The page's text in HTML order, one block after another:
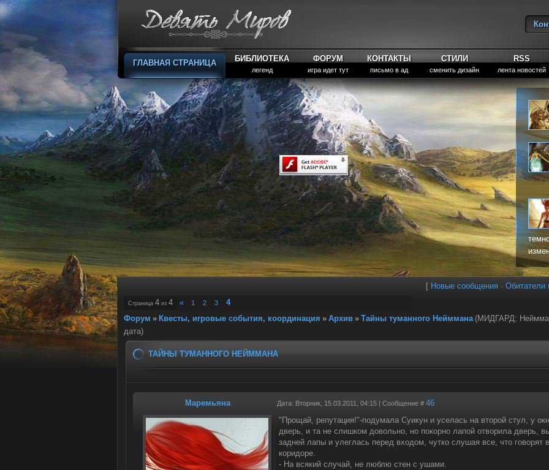
ГЛАВНАЯ СТРАНИЦА БИБЛИОТЕКА
легенд
ФОРУМ
игра идет тут
КОНТАКТЫ
письмо в ад
СТИЛИ
сменить дизайн
RSS
лента новостей
[ Новые сообщения · Обитатели
Страница 4 из 4 « 1 2 3
4
Форум » Квесты, игровые события, координация » Архив » Тайны туманного Нейммана (МИДГАРД:
дата)
ТАЙНЫ ТУМАННОГО НЕЙММАНА
Маремьяна Дата: Вторник, 15.03.2011, 04:15 | Сообщение # 46
"Прощай, репутация!"-подумала Суикун и уселась на второй стул, у
дверь, и та не слишком довольно, но покорно лапой отворила дверь,
задней лапы и улеглась перед входом, чутко слушая все, что говорят
коридоре.
- На всякий случай, не люблю стен с ушами.